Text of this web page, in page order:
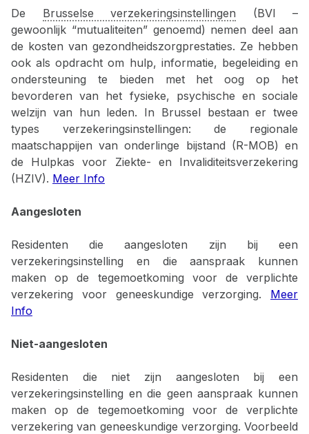
De Brusselse verzekeringsinstellingen (BVI –
gewoonlijk “mutualiteiten” genoemd) nemen deel aan
de kosten van gezondheidszorgprestaties. Ze hebben
ook als opdracht om hulp, informatie, begeleiding en
ondersteuning te bieden met het oog op het
bevorderen van het fysieke, psychische en sociale
welzijn van hun leden. In Brussel bestaan er twee
types verzekeringsinstellingen: de regionale
maatschappijen van onderlinge bijstand (R-MOB) en
de Hulpkas voor Ziekte- en Invaliditeitsverzekering
(HZIV). Meer Info
Aangesloten
Residenten die aangesloten zijn bij een
verzekeringsinstelling en die aanspraak kunnen
maken op de tegemoetkoming voor de verplichte
verzekering voor geneeskundige verzorging. Meer
Info
Niet-aangesloten
Residenten die niet zijn aangesloten bij een
verzekeringsinstelling en die geen aanspraak kunnen
maken op de tegemoetkoming voor de verplichte
verzekering van geneeskundige verzorging. Voorbeeld